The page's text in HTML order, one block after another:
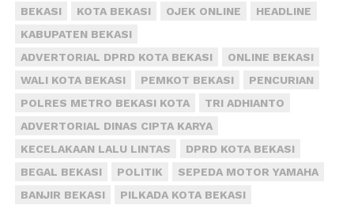
Kerja Penyandang Disabilitas, Siswadi mengatakan
sangat perlu dilakukan upaya pemenuhan hak-hak
penyandang disabilitas sesuai Undang-undang No. 8
“Mereka bisa bekerja di bidang boardcast misalnya.
Kenapa tidak,” kata H Siswadi, yang juga menjadi
pembina pada beberapa organisasi sosial
penyandang disabilitas Indonesia.
BEKASI KOTA BEKASI OJEK ONLINE
HEADLINE
KABUPATEN BEKASI
ADVERTORIAL DPRD KOTA BEKASI
ONLINE BEKASI
WALI KOTA BEKASI
PEMKOT BEKASI
PENCURIAN
POLRES METRO BEKASI KOTA
TRI ADHIANTO
ADVERTORIAL DINAS CIPTA KARYA
KECELAKAAN LALU LINTAS
DPRD KOTA BEKASI
BEGAL BEKASI
POLITIK
SEPEDA MOTOR YAMAHA
BANJIR BEKASI
PILKADA KOTA BEKASI